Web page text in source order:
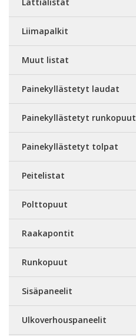
Liimapalkit
Muut listat
Painekyllästetyt laudat
Painekyllästetyt runkopuut
Painekyllästetyt tolpat
Peitelistat
Polttopuut
Raakapontit
Runkopuut
Sisäpaneelit
Ulkoverhouspaneelit